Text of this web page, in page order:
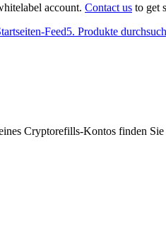
account. Contact us to get
Feed5. Produkte
Cryptorefills-Kontos finden